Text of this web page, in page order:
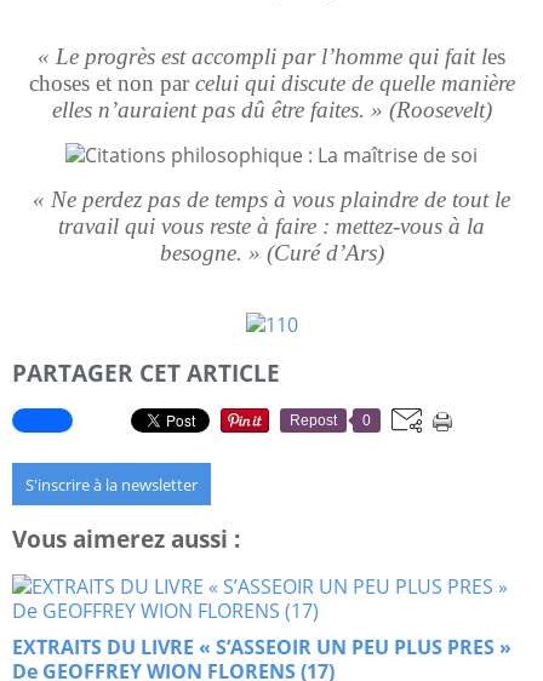
« Le progrès est accompli par l’homme qui fait les
choses et non parcelui qui discute de quelle manière
elles n’auraient pas dû être faites. » (Roosevelt)
« Ne perdez pas de temps à vous plaindre de tout le
travail qui vous reste à faire : mettez-vous à la
besogne. » (Curé d’Ars)
PARTAGER CET ARTICLE
Repost 0
S'inscrire à la newsletter
Vous aimerez aussi :
EXTRAITS DU LIVRE « S’ASSEOIR UN PEU PLUS PRES »
De GEOFFREY WION FLORENS (17)